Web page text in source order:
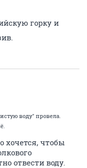
горку и
воду" провела.
хочется, чтобы
отвести воду.